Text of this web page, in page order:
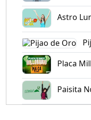
Astro
Placa
Paisita